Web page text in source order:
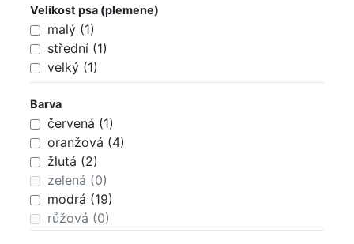
Velikost psa (plemene)
malý (1)
střední (1)
velký (1)
Barva
červená (1)
oranžová (4)
žlutá (2)
zelená (0)
modrá (19)
růžová (0)